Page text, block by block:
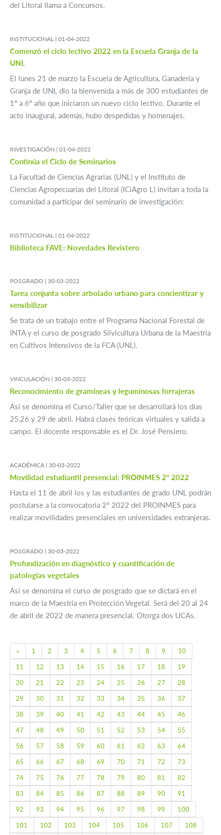
del Litoral llama a Concursos.
INSTITUCIONAL | 01-04-2022
Comenzó el ciclo lectivo 2022 en la Escuela Granja de la
UNL
El lunes 21 de marzo la Escuela de Agricultura, Ganadería y
Granja de UNL dio la bienvenida a más de 300 estudiantes de
1º a 6º año que iniciaron un nuevo ciclo lectivo. Durante el
acto inaugural, además, hubo despedidas y homenajes.
INVESTIGACIÓN | 01-04-2022
Continúa el Ciclo de Seminarios
La Facultad de Ciencias Agrarias (UNL) y el Instituto de
Ciencias Agropecuarias del Litoral (ICiAgro L) invitan a toda la
comunidad a participar del seminario de investigación:
INSTITUCIONAL | 01-04-2022
Biblioteca FAVE: Novedades Revistero
POSGRADO | 30-03-2022
Tarea conjunta sobre arbolado urbano para concientizar y
sensibilizar
Se trata de un trabajo entre el Programa Nacional Forestal de
INTA y el curso de posgrado Silvicultura Urbana de la Maestría
en Cultivos Intensivos de la FCA (UNL).
VINCULACIÓN | 30-03-2022
Reconocimiento de gramíneas y leguminosas forrajeras
Así se denomina el Curso/Taller que se desarrollará los días
25,26 y 29 de abril. Habrá clases teóricas virtuales y salida a
campo. El docente responsable es el Dr. José Pensiero.
ACADÉMICA | 30-03-2022
Movilidad estudiantil presencial: PROINMES 2° 2022
Hasta el 11 de abril los y las estudiantes de grado UNL podrán
postularse a la convocatoria 2° 2022 del PROINMES para
realizar movilidades presenciales en universidades extranjeras.
POSGRADO | 30-03-2022
Profundización en diagnóstico y cuantificación de
patologías vegetales
Así se denomina el curso de posgrado que se dictará en el
marco de la Maestría en Protección Vegetal. Será del 20 al 24
de abril de 2022 de manera presencial. Otorga dos UCAs.
« Previous
1 2 3 4 5 6 7 8 9
10
11
12 13 14 15 16 17 18
19
20
21 22 23 24 25 26 27
28
29
30 31 32 33 34 35 36
37
38
39 40 41 42 43 44 45
46
47
48 49 50 51 52 53 54
55
56
57 58 59 60 61 62 63
64
65
66 67 68 69 70 71 72
73
74
75 76 77 78 79 80 81
82
83
84 85 86 87 88 89 90
91
92
93 94 95 96 97 98 99
100
101
102 103 104 105 106 107 108